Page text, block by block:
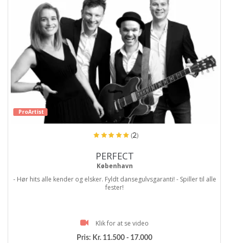
ProArtist
(2)
PERFECT
København
- Hør hits alle kender og elsker. Fyldt dansegulvsgaranti! - Spiller til alle
fester!
Klik for at se video
Pris: Kr. 11.500 - 17.000